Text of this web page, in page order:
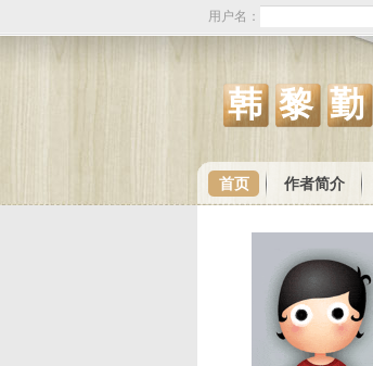
用户名：
韩黎勤
首页 作者简介